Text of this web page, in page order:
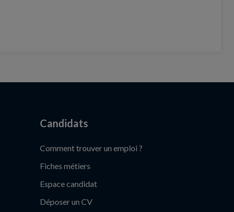
Candidats
Comment trouver un emploi ?
Fiches métiers
Espace candidat
Déposer un CV